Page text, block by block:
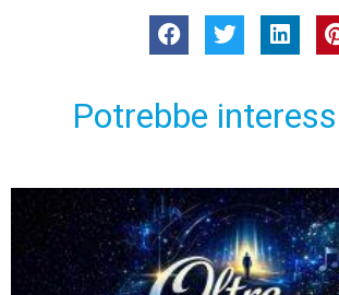
Potrebbe